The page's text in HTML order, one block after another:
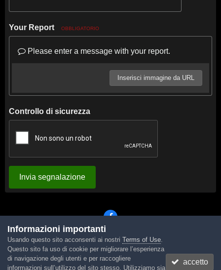
Your Report OBBLIGATORIO
Please enter a message with your report.
Inserisci immagine da URL
Controllo di sicurezza
Invia segnalazione
Lingua Tema Contattaci Cookies
Powered by Invision Community
Informazioni importanti
Usando questo sito acconsenti ai nostri Terms of Use.
Questo sito fa uso di cookie per migliorare l’esperienza
di navigazione degli utenti e per raccogliere
informazioni sull’utilizzo del sito stesso. Utilizziamo sia
accetto